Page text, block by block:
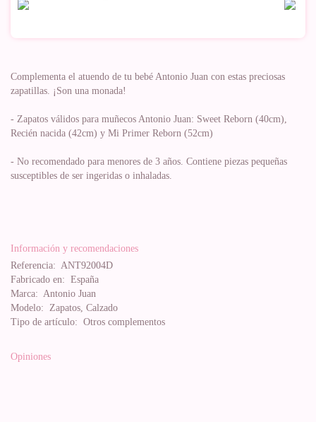
Complementa el atuendo de tu bebé Antonio Juan con estas preciosas
zapatillas. ¡Son una monada!
- Zapatos válidos para muñecos Antonio Juan: Sweet Reborn (40cm),
Recién nacida (42cm) y Mi Primer Reborn (52cm)
- No recomendado para menores de 3 años. Contiene piezas pequeñas
susceptibles de ser ingeridas o inhaladas.
Información y recomendaciones
Referencia: ANT92004D
Fabricado en: España
Marca: Antonio Juan
Modelo: Zapatos, Calzado
Tipo de artículo: Otros complementos
Opiniones